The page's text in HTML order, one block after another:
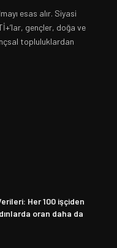
esas alır. Siyasi
gençler, doğa ve
topluluklardan
Her 100 işçiden
oran daha da